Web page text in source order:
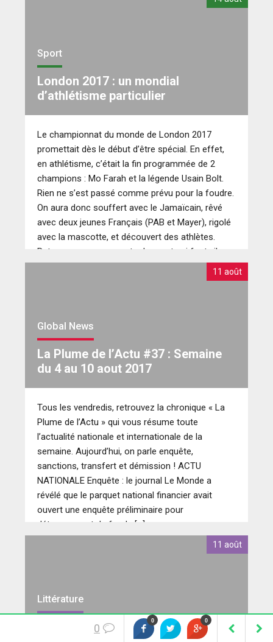
Sport
London 2017 : un mondial
d’athlétisme particulier
Le championnat du monde de London 2017
promettait dès le début d’être spécial. En effet,
en athlétisme, c’était la fin programmée de 2
champions : Mo Farah et la légende Usain Bolt.
Rien ne s’est passé comme prévu pour la foudre.
On aura donc souffert avec le Jamaïcain, rêvé
avec deux jeunes Français (PAB et Mayer), rigolé
avec la mascotte, et découvert des athlètes.
Retour sur ces moments de sport qui font vibrer.
11 août
Global News
La Plume de l’Actu #37 : Semaine
du 4 au 10 aout 2017
Tous les vendredis, retrouvez la chronique « La
Plume de l’Actu » qui vous résume toute
l’actualité nationale et internationale de la
semaine. Aujourd’hui, on parle enquête,
sanctions, transfert et démission ! ACTU
NATIONALE Enquête : le journal Le Monde a
révélé que le parquet national financier avait
ouvert une enquête préliminaire pour
détournement de fonds […]
11 août
Littérature
3 feel good romans à dévorer en
0 0
0